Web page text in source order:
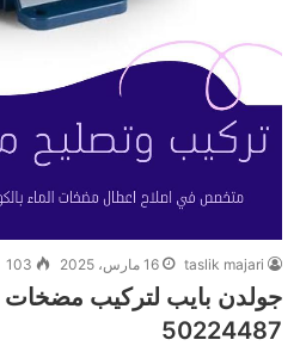
taslik majari 16 مارس، 2025 103
جولدن بايب لتركيب مضخات
50224487